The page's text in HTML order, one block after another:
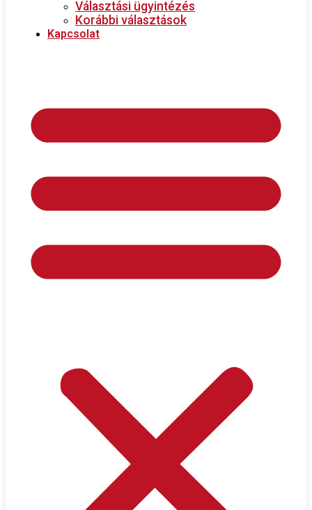
Választási ügyintézés
Korábbi választások
Kapcsolat